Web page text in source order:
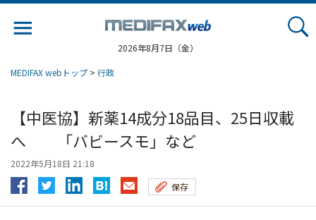
2026年8月7日（金）
MEDIFAX webトップ > 行政
【中医協】新薬14成分18品目、25日収載
へ 「バビースモ」など
2022年5月18日 21:18
保存